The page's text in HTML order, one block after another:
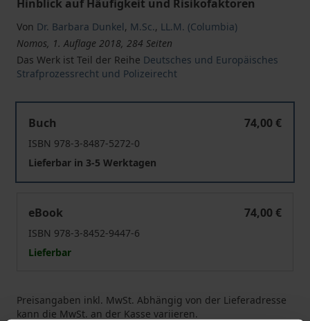
Hinblick auf Häufigkeit und Risikofaktoren
Von Dr. Barbara Dunkel, M.Sc., LL.M. (Columbia)
Nomos, 1. Auflage 2018, 284 Seiten
Das Werk ist Teil der Reihe Deutsches und Europäisches
Strafprozessrecht und Polizeirecht
Buch
74,00 €
ISBN 978-3-8487-5272-0
Lieferbar in 3-5 Werktagen
eBook
74,00 €
ISBN 978-3-8452-9447-6
Lieferbar
Preisangaben inkl. MwSt. Abhängig von der Lieferadresse
kann die MwSt. an der Kasse variieren.